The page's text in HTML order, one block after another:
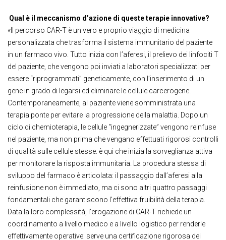
Qual è il meccanismo d’azione di queste terapie innovative?
«Il percorso CAR-T è un vero e proprio viaggio di medicina
personalizzata che trasforma il sistema immunitario del paziente
in un farmaco vivo. Tutto inizia con l’aferesi, il prelievo dei linfociti T
del paziente, che vengono poi inviati a laboratori specializzati per
essere “riprogrammati” geneticamente, con l’inserimento di un
gene in grado di legarsi ed eliminare le cellule carcerogene.
Contemporaneamente, al paziente viene somministrata una
terapia ponte per evitare la progressione della malattia. Dopo un
ciclo di chemioterapia, le cellule “ingegnerizzate” vengono reinfuse
nel paziente, ma non prima che vengano effettuati rigorosi controlli
di qualità sulle cellule stesse: è qui che inizia la sorveglianza attiva
per monitorare la risposta immunitaria. La procedura stessa di
sviluppo del farmaco è articolata: il passaggio dall’aferesi alla
reinfusione non è immediato, ma ci sono altri quattro passaggi
fondamentali che garantiscono l’effettiva fruibilità della terapia.
Data la loro complessità, l’erogazione di CAR-T richiede un
coordinamento a livello medico e a livello logistico per renderle
effettivamente operative: serve una certificazione rigorosa dei